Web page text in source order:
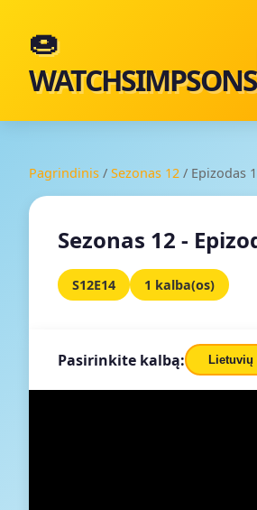
🍩
WATCHSIMPSONS
Pagrindinis / Sezonas 12 / Epizodas
Sezonas 12 -
S12E14 1 kalba(os)
Pasirinkite kalbą: Lietuvių